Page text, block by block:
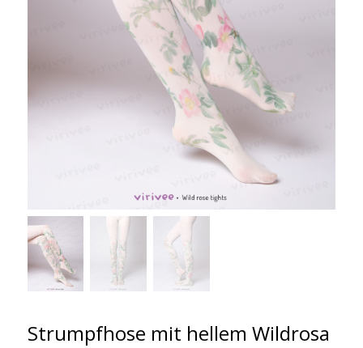
Strumpfhose mit hellem Wildrosa